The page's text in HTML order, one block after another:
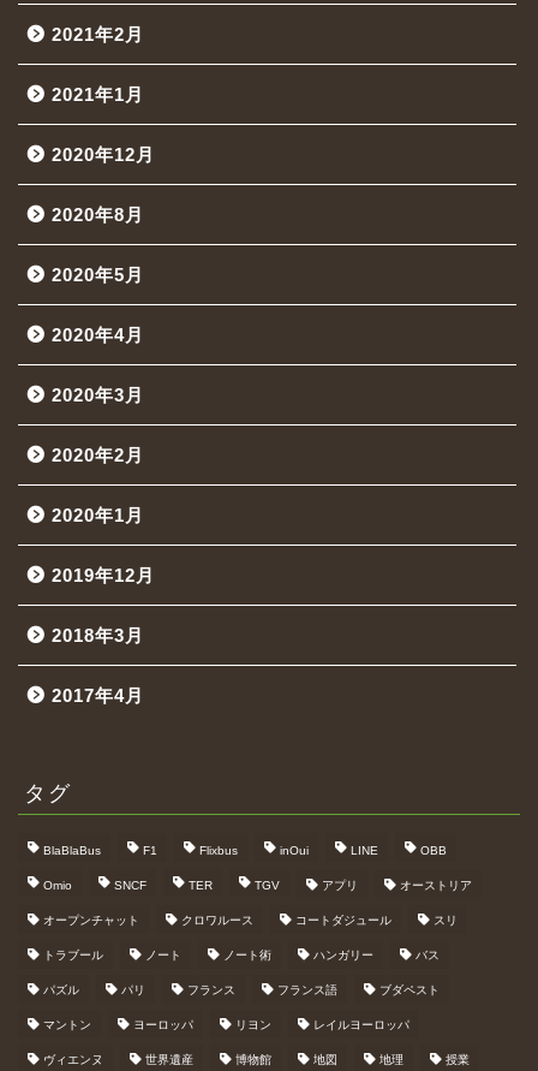
2021年2月
2021年1月
2020年12月
2020年8月
2020年5月
2020年4月
2020年3月
2020年2月
2020年1月
2019年12月
2018年3月
2017年4月
タグ
BlaBlaBus F1 Flixbus inOui LINE OBB
Omio SNCF TER TGV アプリ オーストリア
オープンチャット クロワルース コートダジュール スリ
トラブール ノート ノート術 ハンガリー バス
パズル パリ フランス フランス語 ブダペスト
マントン ヨーロッパ リヨン レイルヨーロッパ
ヴィエンヌ 世界遺産 博物館 地図 地理 授業